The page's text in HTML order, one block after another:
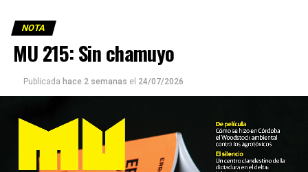
NOTA
MU 215: Sin chamuyo
Publicada hace 2 semanas el 24/07/2026